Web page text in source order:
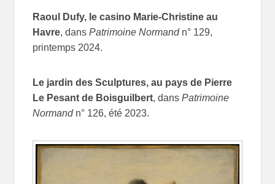
Raoul Dufy, le casino Marie-Christine au
Havre, dansPatrimoine Normandn° 129,
printemps 2024.
Le jardin des Sculptures, au pays de Pierre
Le Pesant de Boisguilbert, dansPatrimoine
Normandn° 126, été 2023.